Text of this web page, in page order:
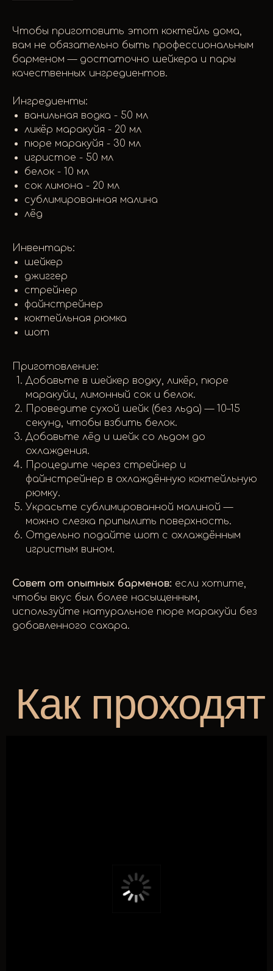
Чтобы приготовить этот коктейль дома,
вам не обязательно быть профессиональным
барменом — достаточно шейкера и пары
качественных ингредиентов.
Ингредиенты:
ванильная водка - 50 мл
ликёр маракуйя - 20 мл
пюре маракуйя - 30 мл
игристое - 50 мл
белок - 10 мл
сок лимона - 20 мл
сублимированная малина
лёд
Инвентарь:
шейкер
джиггер
стрейнер
файнстрейнер
коктейльная рюмка
шот
Приготовление:
Добавьте в шейкер водку, ликёр, пюре
маракуйи, лимонный сок и белок.
Проведите сухой шейк (без льда) — 10–15
секунд, чтобы взбить белок.
Добавьте лёд и шейк со льдом до
охлаждения.
Процедите через стрейнер и
файнстрейнер в охлаждённую коктейльную
рюмку.
Украсьте сублимированной малиной —
можно слегка припылить поверхность.
Отдельно подайте шот с охлаждённым
игристым вином.
Совет от опытных барменов: если хотите,
чтобы вкус был более насыщенным,
используйте натуральное пюре маракуйи без
добавленного сахара.
Порн Стар
Вопросы и